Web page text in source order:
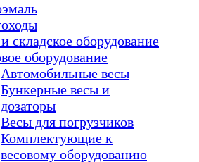
складское оборудование
оборудование
Автомобильные весы
Бункерные весы и
дозаторы
Весы для погрузчиков
Комплектующие к
весовому оборудованию